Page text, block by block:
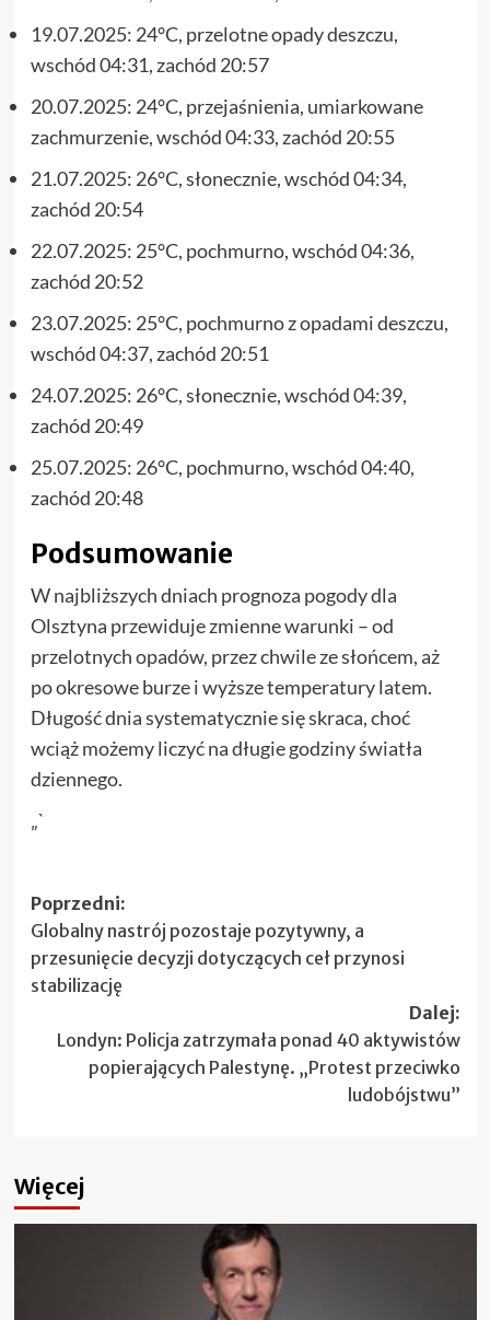
19.07.2025: 24°C, przelotne opady deszczu,
wschód 04:31, zachód 20:57
20.07.2025: 24°C, przejaśnienia, umiarkowane
zachmurzenie, wschód 04:33, zachód 20:55
21.07.2025: 26°C, słonecznie, wschód 04:34,
zachód 20:54
22.07.2025: 25°C, pochmurno, wschód 04:36,
zachód 20:52
23.07.2025: 25°C, pochmurno z opadami deszczu,
wschód 04:37, zachód 20:51
24.07.2025: 26°C, słonecznie, wschód 04:39,
zachód 20:49
25.07.2025: 26°C, pochmurno, wschód 04:40,
zachód 20:48
Podsumowanie
W najbliższych dniach prognoza pogody dla
Olsztyna przewiduje zmienne warunki – od
przelotnych opadów, przez chwile ze słońcem, aż
po okresowe burze i wyższe temperatury latem.
Długość dnia systematycznie się skraca, choć
wciąż możemy liczyć na długie godziny światła
dziennego.
„`
Zobacz
wpisy
Poprzedni:
Globalny nastrój pozostaje pozytywny, a
przesunięcie decyzji dotyczących ceł przynosi
stabilizację
Dalej:
Londyn: Policja zatrzymała ponad 40 aktywistów
popierających Palestynę. „Protest przeciwko
ludobójstwu”
Więcej